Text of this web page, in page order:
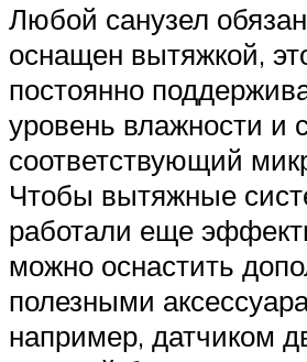
Любой санузел
оснащен вытяжкой,
постоянно
уровень влажности и
соответствующий
Чтобы вытяжные
работали еще
можно оснастить
полезными
например, датчиком